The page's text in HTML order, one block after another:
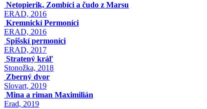
Netopierik, Zombíci a čudo z Marsu
ERAD, 2016
Kremnickí Permoníci
ERAD, 2016
Spišskí permoníci
ERAD, 2017
Stratený kráľ
Stonožka, 2018
Zberný dvor
Slovart, 2019
Mina a riman Maximilián
Erad, 2019